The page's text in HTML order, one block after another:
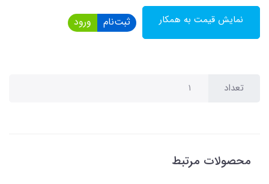
نمایش قیمت به همکار ثبت‌نام ورود
تعداد
محصولات مرتبط